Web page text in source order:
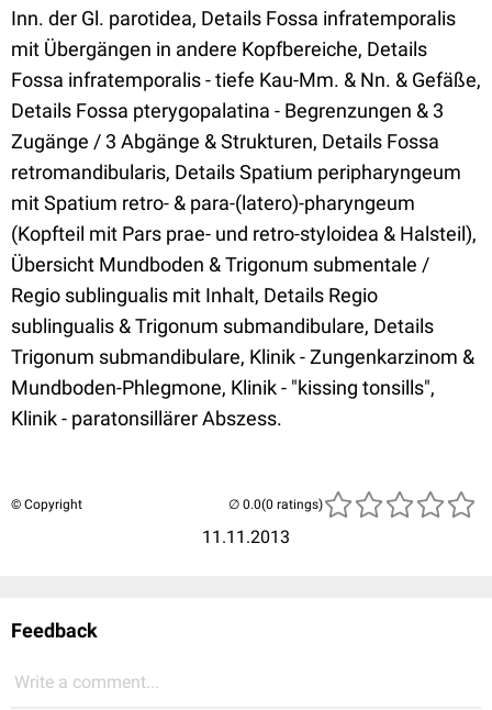
Inn. der Gl. parotidea, Details Fossa infratemporalis
mit Übergängen in andere Kopfbereiche, Details
Fossa infratemporalis - tiefe Kau-Mm. & Nn. & Gefäße,
Details Fossa pterygopalatina - Begrenzungen & 3
Zugänge / 3 Abgänge & Strukturen, Details Fossa
retromandibularis, Details Spatium peripharyngeum
mit Spatium retro- & para-(latero)-pharyngeum
(Kopfteil mit Pars prae- und retro-styloidea & Halsteil),
Übersicht Mundboden & Trigonum submentale /
Regio sublingualis mit Inhalt, Details Regio
sublingualis & Trigonum submandibulare, Details
Trigonum submandibulare, Klinik - Zungenkarzinom &
Mundboden-Phlegmone, Klinik - "kissing tonsills",
Klinik - paratonsillärer Abszess.
© Copyright
11.11.2013
(0 ratings)
Feedback
Write a comment...